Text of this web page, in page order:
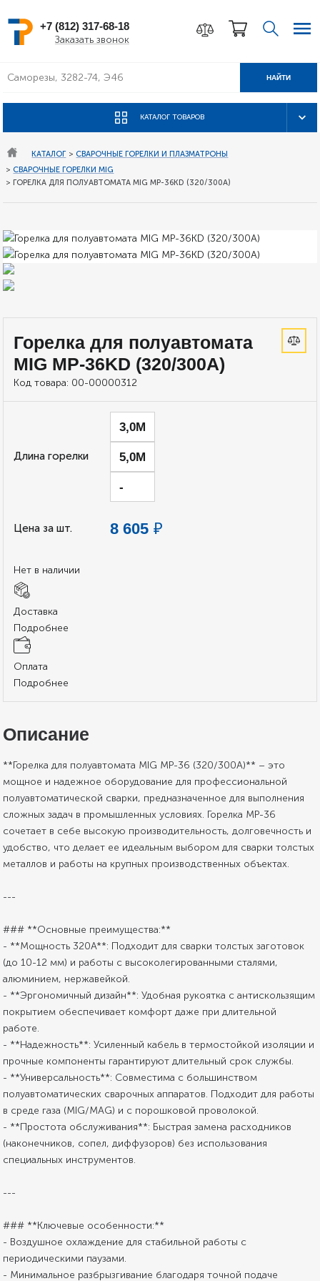
+7 (812) 317-68-18
Заказать звонок
КАТАЛОГ ТОВАРОВ
НАЙТИ
КАТАЛОГ > СВАРОЧНЫЕ ГОРЕЛКИ И ПЛАЗМАТРОНЫ
> СВАРОЧНЫЕ ГОРЕЛКИ MIG
> ГОРЕЛКА ДЛЯ ПОЛУАВТОМАТА MIG MP-36KD (320/300А)
Горелка для полуавтомата
MIG MP-36KD (320/300А)
Код товара: 00-00000312
Длина горелки
3,0М
5,0М
-
Цена за шт. 8 605 ₽
Нет в наличии
Доставка
Подробнее
Оплата
Подробнее
Описание
**Горелка для полуавтомата MIG MP-36 (320/300А)** – это
мощное и надежное оборудование для профессиональной
полуавтоматической сварки, предназначенное для выполнения
сложных задач в промышленных условиях. Горелка MP-36
сочетает в себе высокую производительность, долговечность и
удобство, что делает ее идеальным выбором для сварки толстых
металлов и работы на крупных производственных объектах.
---
### **Основные преимущества:**
- **Мощность 320А**: Подходит для сварки толстых заготовок
(до 10-12 мм) и работы с высоколегированными сталями,
алюминием, нержавейкой.
- **Эргономичный дизайн**: Удобная рукоятка с антискользящим
покрытием обеспечивает комфорт даже при длительной
работе.
- **Надежность**: Усиленный кабель в термостойкой изоляции и
прочные компоненты гарантируют длительный срок службы.
- **Универсальность**: Совместима с большинством
полуавтоматических сварочных аппаратов. Подходит для работы
в среде газа (MIG/MAG) и с порошковой проволокой.
- **Простота обслуживания**: Быстрая замена расходников
(наконечников, сопел, диффузоров) без использования
специальных инструментов.
---
### **Ключевые особенности:**
- Воздушное охлаждение для стабильной работы с
периодическими паузами.
- Минимальное разбрызгивание благодаря точной подаче